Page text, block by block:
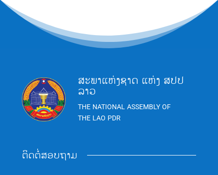
ສະພາແຫ່ງຊາດ ແຫ່ງ ສປປ
ລາວ
THE NATIONAL ASSEMBLY OF
THE LAO PDR
ຕິດຕໍ່ສອບຖາມ